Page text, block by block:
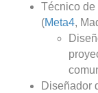
Técnico de
(Meta4,
Diseñador